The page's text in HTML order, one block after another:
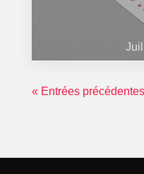
« Entrées précédentes